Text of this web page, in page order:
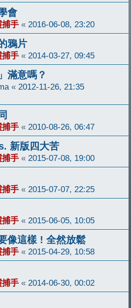
會
捕手 « 2016-06-08, 23:20
鴉片
捕手 « 2014-03-27, 09:45
滿意嗎？
« 2012-11-26, 21:35
捕手 « 2010-08-26, 06:47
新版四大苦
捕手 « 2015-07-08, 19:00
捕手 « 2015-07-07, 22:25
捕手 « 2015-06-05, 10:05
像這樣 ! 全然放鬆
捕手 « 2015-04-29, 10:58
捕手 « 2014-06-30, 00:02